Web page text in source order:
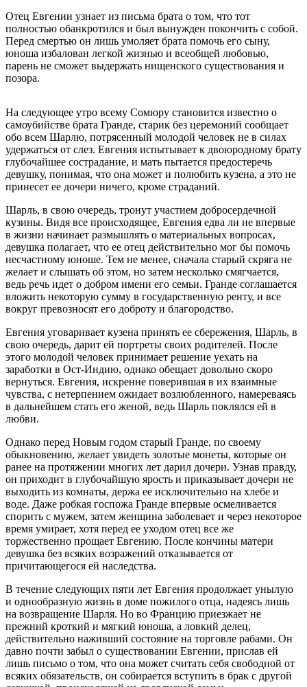
Отец Евгении узнает из письма брата о том, что тот
полностью обанкротился и был вынужден покончить с собой.
Перед смертью он лишь умоляет брата помочь его сыну,
юноша избалован легкой жизнью и всеобщей любовью,
парень не сможет выдержать нищенского существования и
позора.
На следующее утро всему Сомюру становится известно о
самоубийстве брата Гранде, старик без церемоний сообщает
обо всем Шарлю, потрясенный молодой человек не в силах
удержаться от слез. Евгения испытывает к двоюродному брату
глубочайшее сострадание, и мать пытается предостеречь
девушку, понимая, что она может и полюбить кузена, а это не
принесет ее дочери ничего, кроме страданий.
Шарль, в свою очередь, тронут участием добросердечной
кузины. Видя все происходящее, Евгения едва ли не впервые
в жизни начинает размышлять о материальных вопросах,
девушка полагает, что ее отец действительно мог бы помочь
несчастному юноше. Тем не менее, сначала старый скряга не
желает и слышать об этом, но затем несколько смягчается,
ведь речь идет о добром имени его семьи. Гранде соглашается
вложить некоторую сумму в государственную ренту, и все
вокруг превозносят его доброту и благородство.
Евгения уговаривает кузена принять ее сбережения, Шарль, в
свою очередь, дарит ей портреты своих родителей. После
этого молодой человек принимает решение уехать на
заработки в Ост-Индию, однако обещает довольно скоро
вернуться. Евгения, искренне поверившая в их взаимные
чувства, с нетерпением ожидает возлюбленного, намереваясь
в дальнейшем стать его женой, ведь Шарль поклялся ей в
любви.
Однако перед Новым годом старый Гранде, по своему
обыкновению, желает увидеть золотые монеты, которые он
ранее на протяжении многих лет дарил дочери. Узнав правду,
он приходит в глубочайшую ярость и приказывает дочери не
выходить из комнаты, держа ее исключительно на хлебе и
воде. Даже робкая госпожа Гранде впервые осмеливается
спорить с мужем, затем женщина заболевает и через некоторое
время умирает, хотя перед ее уходом отец все же
торжественно прощает Евгению. После кончины матери
девушка без всяких возражений отказывается от
причитающегося ей наследства.
В течение следующих пяти лет Евгения продолжает унылую
и однообразную жизнь в доме пожилого отца, надеясь лишь
на возвращение Шарля. Но во Францию приезжает не
прежний кроткий и мягкий юноша, а ловкий делец,
действительно наживший состояние на торговле рабами. Он
давно почти забыл о существовании Евгении, прислав ей
лишь письмо о том, что она может считать себя свободной от
всяких обязательств, он собирается вступить в брак с другой